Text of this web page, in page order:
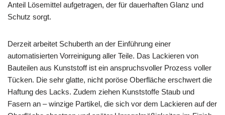
Anteil Lösemittel aufgetragen, der für dauerhaften Glanz und
Schutz sorgt.
Derzeit arbeitet Schuberth an der Einführung einer
automatisierten Vorreinigung aller Teile. Das Lackieren von
Bauteilen aus Kunststoff ist ein anspruchsvoller Prozess voller
Tücken. Die sehr glatte, nicht poröse Oberfläche erschwert die
Haftung des Lacks. Zudem ziehen Kunststoffe Staub und
Fasern an – winzige Partikel, die sich vor dem Lackieren auf der